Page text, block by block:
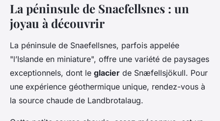
La péninsule de Snaefellsnes : un
joyau à découvrir
La péninsule de Snaefellsnes, parfois appelée
"l’Islande en miniature", offre une variété de paysages
exceptionnels, dont le glacier de Snæfellsjökull. Pour
une expérience géothermique unique, rendez-vous à
la source chaude de Landbrotalaug.